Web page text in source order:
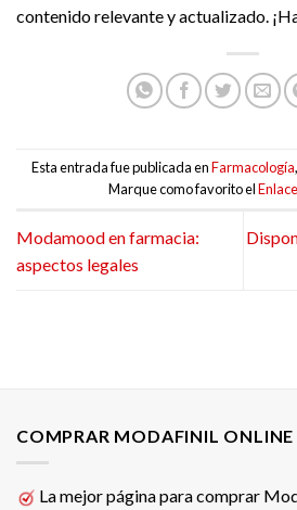
contenido relevante y actualizado.
Esta entrada fue publicada enFarmacología,
Marque como favorito el
Modamood en farmacia:
aspectos legales
COMPRAR MODAFINIL ONLINE
La mejor página para comprar